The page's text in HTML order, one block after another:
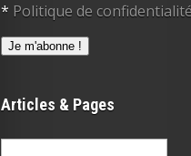
* Politique de confidentialité
Articles & Pages
Rechercher :